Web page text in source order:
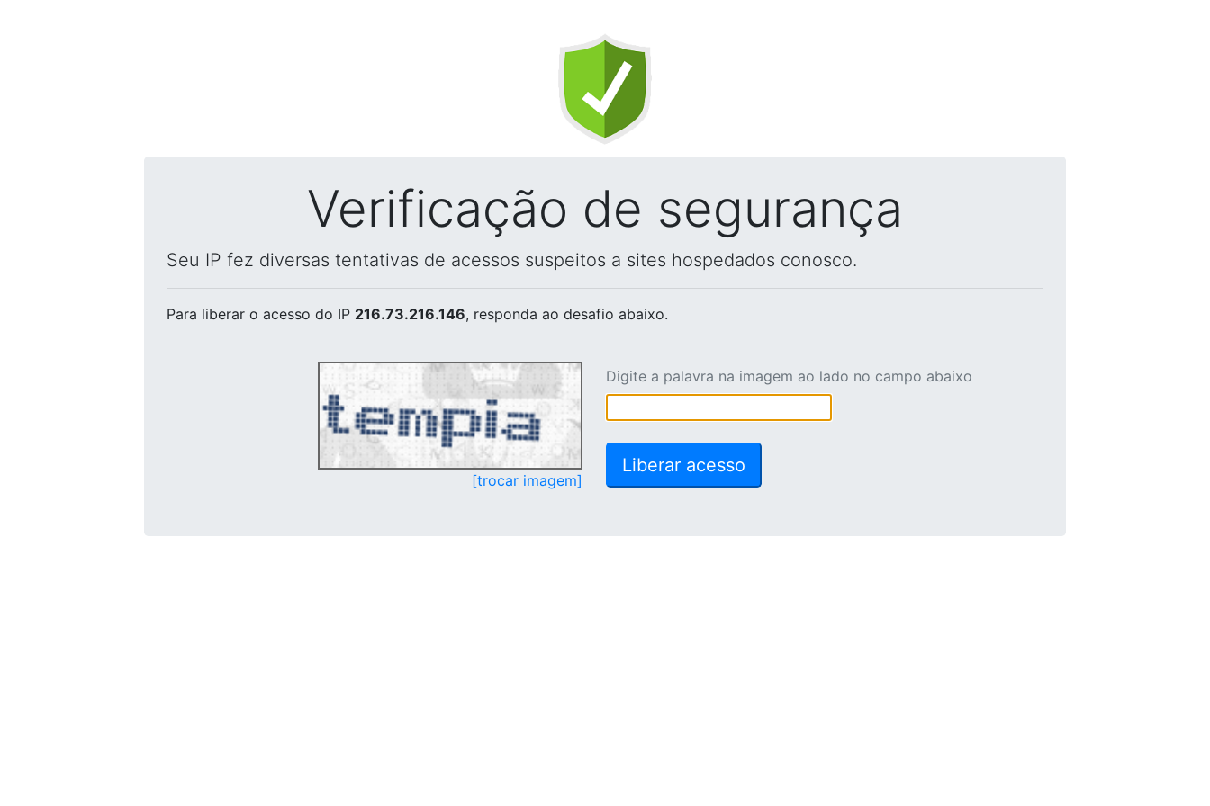
Verificação de segurança
Seu IP fez diversas tentativas de acessos suspeitos a sites hospedados conosco.
Para liberar o acesso do IP 216.73.216.146, responda ao desafio abaixo.
[trocar imagem]
Digite a palavra na imagem ao lado no campo abaixo